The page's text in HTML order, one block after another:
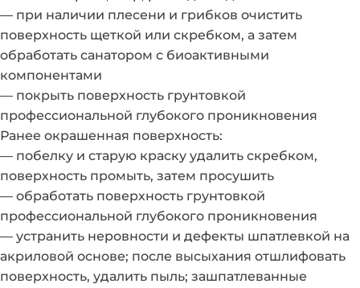
— при наличии плесени и грибков очистить
поверхность щеткой или скребком, а затем
обработать санатором с биоактивными
компонентами
— покрыть поверхность грунтовкой
профессиональной глубокого проникновения
Ранее окрашенная поверхность:
— побелку и старую краску удалить скребком,
поверхность промыть, затем просушить
— обработать поверхность грунтовкой
профессиональной глубокого проникновения
— устранить неровности и дефекты шпатлевкой на
акриловой основе; после высыхания отшлифовать
поверхность, удалить пыль; зашпатлеванные